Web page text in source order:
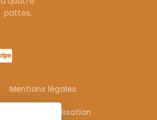
pattes.
Mentions légales
Conditions d’utilisation